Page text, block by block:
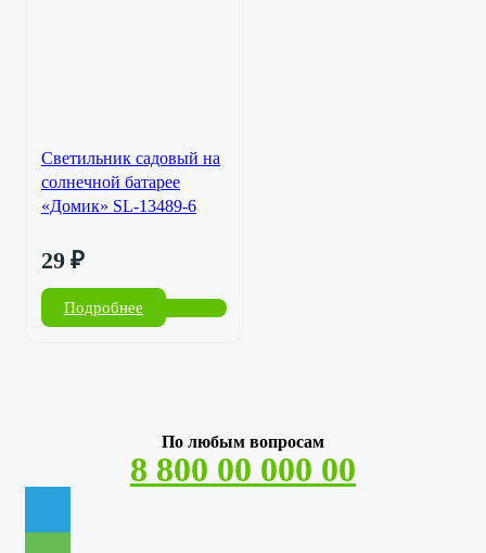
Светильник садовый на
солнечной батарее
«Домик» SL-13489-6
29 ₽
Подробнее
По любым вопросам
8 800 00 000 00